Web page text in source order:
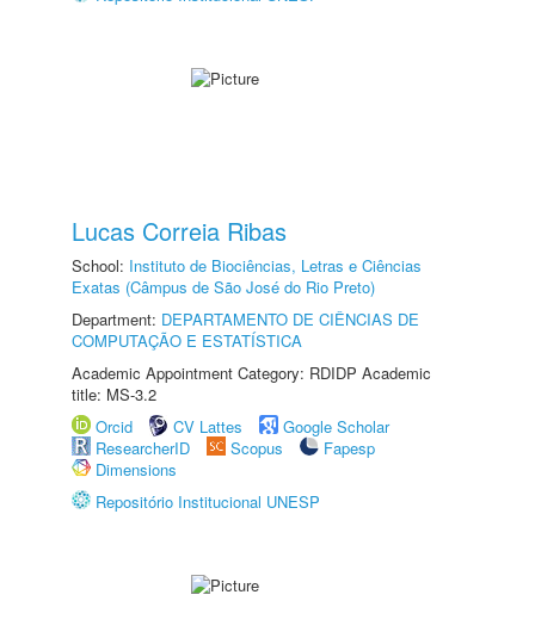
Lucas Correia Ribas
School: Instituto de Biociências, Letras e Ciências
Exatas (Câmpus de São José do Rio Preto)
Department: DEPARTAMENTO DE CIÊNCIAS DE
COMPUTAÇÃO E ESTATÍSTICA
Academic Appointment Category: RDIDP Academic
title: MS-3.2
Orcid
CV Lattes
Google Scholar
ResearcherID
Scopus
Fapesp
Dimensions
Repositório Institucional UNESP